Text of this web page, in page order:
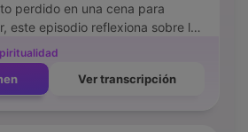
perdido en una cena para
este episodio reflexiona sobre las
la identidad cristiana. El narrador
de la mujer sorprendida en
la cultura del juicio y el
Ver transcripción